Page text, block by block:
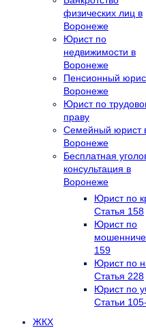
физических лиц в
Воронеже
Юрист по
недвижимости в
Воронеже
Пенсионный
Воронеже
Юрист по
праву
Семейный юрист
Воронеже
Бесплатная
консультация в
Воронеже
Юрист по
Статья 158
Юрист по
159
Юрист по
Статья 228
Юрист по
Статьи
ЖКХ